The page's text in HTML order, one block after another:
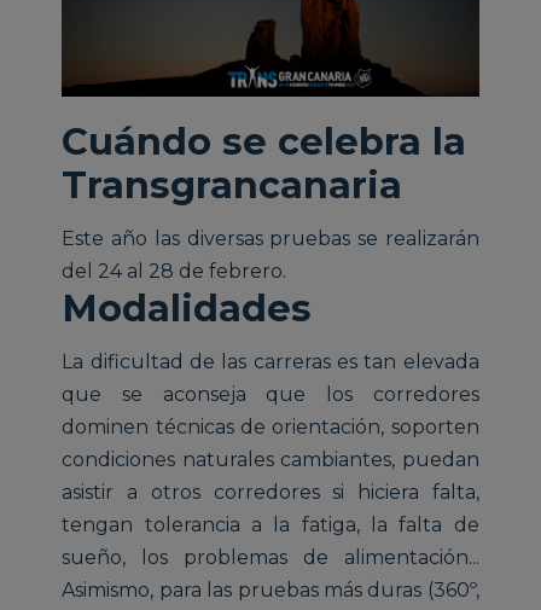
Cuándo se celebra la
Transgrancanaria
Este año las diversas pruebas se realizarán
del 24 al 28 de febrero.
Modalidades
La dificultad de las carreras es tan elevada
que se aconseja que los corredores
dominen técnicas de orientación, soporten
condiciones naturales cambiantes, puedan
asistir a otros corredores si hiciera falta,
tengan tolerancia a la fatiga, la falta de
sueño, los problemas de alimentación...
Asimismo, para las pruebas más duras (360º,